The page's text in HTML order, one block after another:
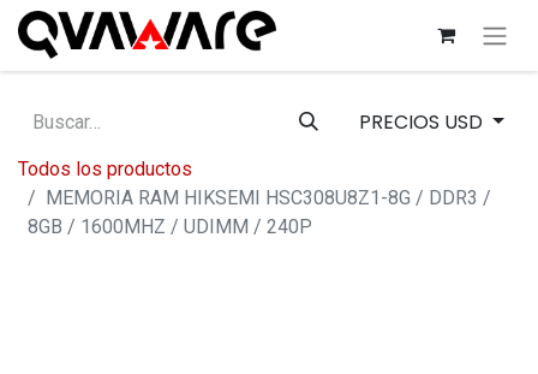
PRECIOS USD
Todos los productos
MEMORIA RAM HIKSEMI HSC308U8Z1-8G / DDR3 /
8GB / 1600MHZ / UDIMM / 240P